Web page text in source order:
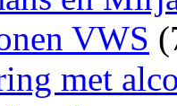
VWS
met